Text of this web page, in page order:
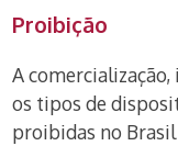
Proibição
A
os tipos de
proibidas no